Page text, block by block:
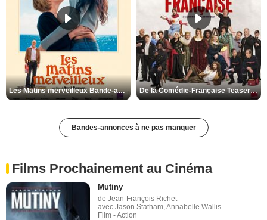
Les Matins merveilleux Bande-annonce VF De la Comédie-Française Teaser VF
Bandes-annonces à ne pas manquer
Films Prochainement au Cinéma
Mutiny
de Jean-François Richet
avec Jason Statham, Annabelle Wallis
Film - Action